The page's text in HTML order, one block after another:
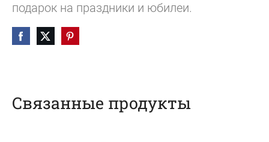
подарок на праздники и юбилеи.
Связанные продукты